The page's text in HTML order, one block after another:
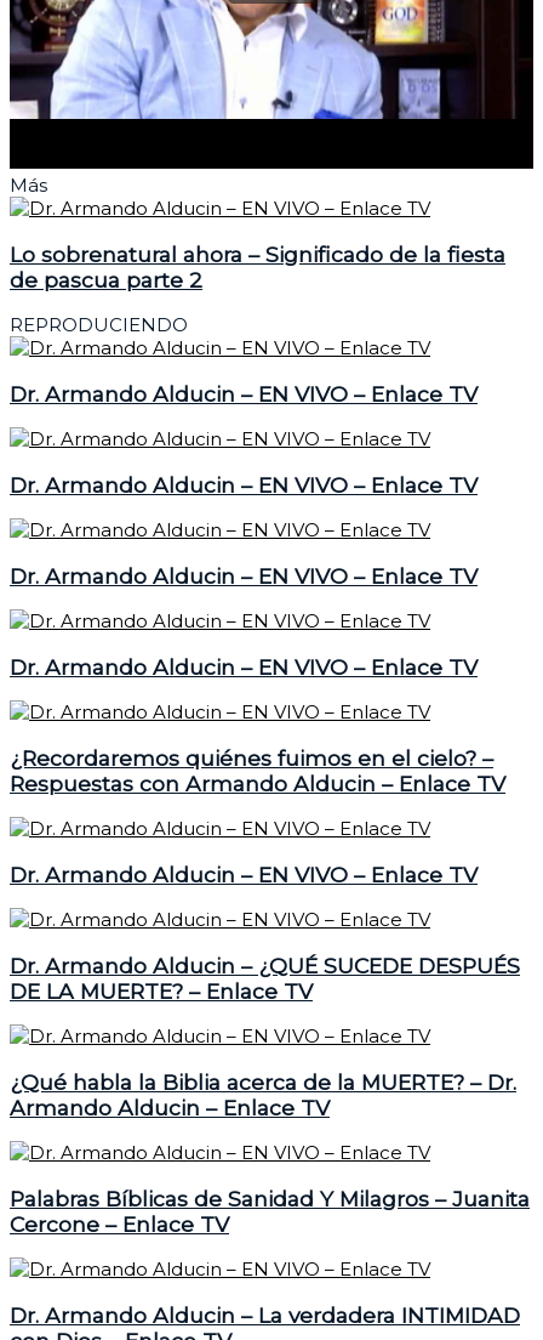
Más
Lo sobrenatural ahora – Significado de la fiesta
de pascua parte 2
REPRODUCIENDO
Dr. Armando Alducin – EN VIVO – Enlace TV
Dr. Armando Alducin – EN VIVO – Enlace TV
Dr. Armando Alducin – EN VIVO – Enlace TV
Dr. Armando Alducin – EN VIVO – Enlace TV
¿Recordaremos quiénes fuimos en el cielo? –
Respuestas con Armando Alducin – Enlace TV
Dr. Armando Alducin – EN VIVO – Enlace TV
Dr. Armando Alducin – ¿QUÉ SUCEDE DESPUÉS
DE LA MUERTE? – Enlace TV
¿Qué habla la Biblia acerca de la MUERTE? – Dr.
Armando Alducin – Enlace TV
Palabras Bíblicas de Sanidad Y Milagros – Juanita
Cercone – Enlace TV
Dr. Armando Alducin – La verdadera INTIMIDAD